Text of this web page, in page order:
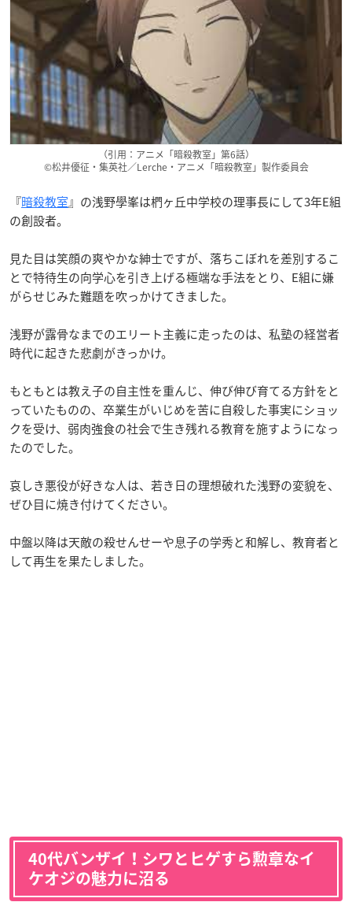
（引用：アニメ「暗殺教室」第6話）
©松井優征・集英社／Lerche・アニメ「暗殺教室」製作委員会
『暗殺教室』の浅野學峯は椚ヶ丘中学校の理事長にして3年E組
の創設者。
見た目は笑顔の爽やかな紳士ですが、落ちこぼれを差別するこ
とで特待生の向学心を引き上げる極端な手法をとり、E組に嫌
がらせじみた難題を吹っかけてきました。
浅野が露骨なまでのエリート主義に走ったのは、私塾の経営者
時代に起きた悲劇がきっかけ。
もともとは教え子の自主性を重んじ、伸び伸び育てる方針をと
っていたものの、卒業生がいじめを苦に自殺した事実にショッ
クを受け、弱肉強食の社会で生き残れる教育を施すようになっ
たのでした。
哀しき悪役が好きな人は、若き日の理想破れた浅野の変貌を、
ぜひ目に焼き付けてください。
中盤以降は天敵の殺せんせーや息子の学秀と和解し、教育者と
して再生を果たしました。
40代バンザイ！シワとヒゲすら勲章なイ
ケオジの魅力に沼る